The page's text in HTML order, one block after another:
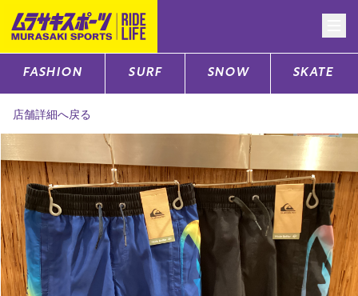
CATEGORY
サーフTOP
スノーTOP
スケートTOP
FASHION SURF SNOW SKATE
店舗詳細へ戻る